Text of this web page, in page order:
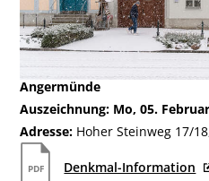
Februar
Angermünde
Auszeichnung: Mo, 05.
Adresse: Hoher Steinweg 17/
Denkmal-Information